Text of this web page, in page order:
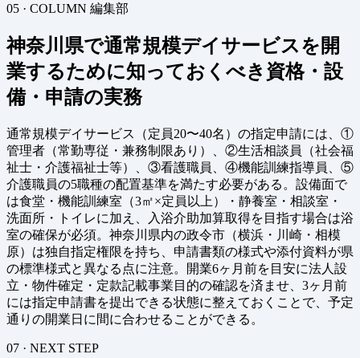
05 · COLUMN 編集部
神奈川県で通常規模デイサービスを開
業するために知っておくべき資格・設
備・申請の実務
通常規模デイサービス（定員20〜40名）の指定申請には、①
管理者（常勤専従・兼務制限あり）、②生活相談員（社会福
祉士・介護福祉士等）、③看護職員、④機能訓練指導員、⑤
介護職員の5職種の配置基準を満たす必要がある。設備面で
は食堂・機能訓練室（3㎡×定員以上）・静養室・相談室・
洗面所・トイレに加え、入浴介助加算取得を目指す場合は浴
室の確保が必須。神奈川県内の政令市（横浜・川崎・相模
原）は独自指定権限を持ち、申請書類の様式や添付資料が県
の標準様式と異なる点に注意。開業6ヶ月前を目安に法人設
立・物件確定・定款記載事業目的の確認を済ませ、3ヶ月前
には指定申請書を提出できる状態に整えておくことで、予定
通りの開業日に間に合わせることができる。
07 · NEXT STEP